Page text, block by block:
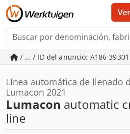
/ ... / ID del anuncio: A186-39301
Línea automática de llenado
Lumacon 2021
Lumacon automatic
line